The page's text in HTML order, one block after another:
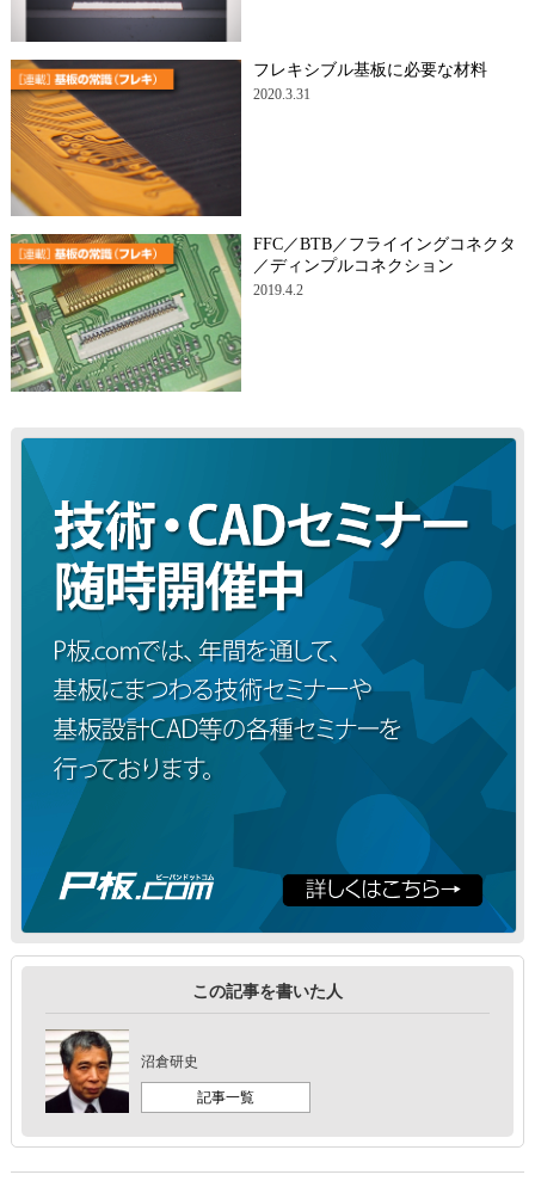
フレキシブル基板に必要な材料
2020.3.31
FFC／BTB／フライイングコネクタ
／ディンプルコネクション
2019.4.2
この記事を書いた人
沼倉研史
記事一覧